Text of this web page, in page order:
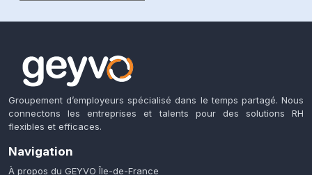
Groupement d’employeurs spécialisé dans le temps partagé. Nous
connectons les entreprises et talents pour des solutions RH
flexibles et efficaces.
Navigation
À propos du GEYVO Île-de-France